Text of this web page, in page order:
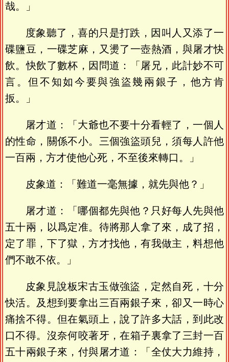
哉。」
度象聽了，喜的只是打跌，因叫人又添了一
碟鹽豆，一碟芝麻，又燙了一壺熱酒，與屠才快
飲。快飲了數杯，因問道：「屠兄，此計妙不可
言。但不知如今要與強盜幾兩銀子，他方肯
扳。」
屠才道：「大爺也不要十分看輕了，一個人
的性命，關係不小。三個強盜頭兒，須每人許他
一百兩，方才使他心死，不至後來轉口。」
皮象道：「難道一毫無據，就先與他？」
屠才道：「哪個都先與他？只好每人先與他
五十兩，以爲定准。待將那人拿了來，成了招，
定了罪，下了獄，方才找他，有我做主，料想他
們不敢不依。」
皮象見說板宋古玉做強盜，定然自死，十分
快活。及想到要拿出三百兩銀子來，卻又一時心
痛捨不得。但在氣頭上，說了許多大話，到此改
口不得。沒奈何咬著牙，在箱子裏拿了三封一百
五十兩銀子來，付與屠才道：「全仗大力維持，